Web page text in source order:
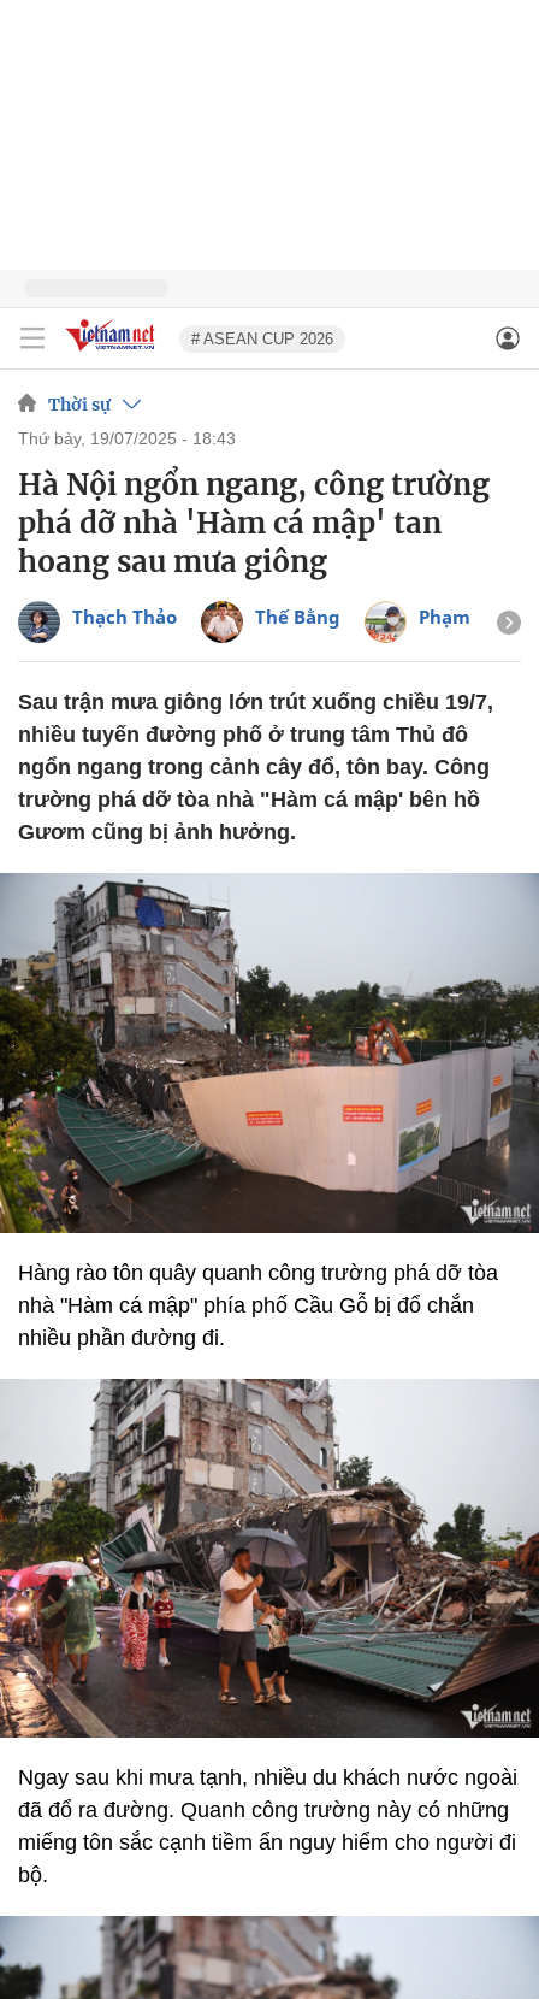
# ASEAN CUP 2026
Thời sự
thứ bảy, 19/07/2025 - 18:43
Hà Nội ngổn ngang, công trường
phá dỡ nhà 'Hàm cá mập' tan
hoang sau mưa giông
Thạch Thảo Thế Bằng Phạm Hải
Sau trận mưa giông lớn trút xuống chiều 19/7,
nhiều tuyến đường phố ở trung tâm Thủ đô
ngổn ngang trong cảnh cây đổ, tôn bay. Công
trường phá dỡ tòa nhà "Hàm cá mập' bên hồ
Gươm cũng bị ảnh hưởng.
Hàng rào tôn quây quanh công trường phá dỡ tòa
nhà "Hàm cá mập" phía phố Cầu Gỗ bị đổ chắn
nhiều phần đường đi.
Ngay sau khi mưa tạnh, nhiều du khách nước ngoài
đã đổ ra đường. Quanh công trường này có những
miếng tôn sắc cạnh tiềm ẩn nguy hiểm cho người đi
bộ.